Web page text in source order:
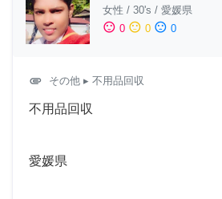
女性 / 30's / 愛媛県
sentiment_satisfied 0 sentiment_neutral 0 sentiment_dissatisfied 0
attachment その他 ▸ 不用品回収
不用品回収
愛媛県